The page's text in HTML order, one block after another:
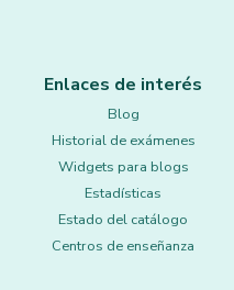
Enlaces de interés
Blog
Historial de exámenes
Widgets para blogs
Estadísticas
Estado del catálogo
Centros de enseñanza